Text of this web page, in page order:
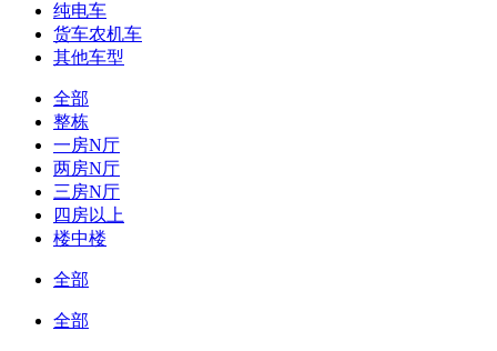
纯电车
货车农机车
其他车型
全部
整栋
一房N厅
两房N厅
三房N厅
四房以上
楼中楼
全部
全部